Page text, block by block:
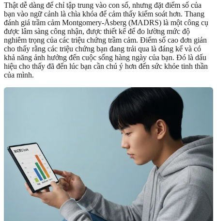
Thật dễ dàng để chỉ tập trung vào con số, nhưng đặt điểm số của
bạn vào ngữ cảnh là chìa khóa để cảm thấy kiểm soát hơn. Thang
đánh giá trầm cảm Montgomery-Åsberg (MADRS) là một công cụ
được lâm sàng công nhận, được thiết kế để đo lường mức độ
nghiêm trọng của các triệu chứng trầm cảm. Điểm số cao đơn giản
cho thấy rằng các triệu chứng bạn đang trải qua là đáng kể và có
khả năng ảnh hưởng đến cuộc sống hàng ngày của bạn. Đó là dấu
hiệu cho thấy đã đến lúc bạn cần chú ý hơn đến sức khỏe tinh thần
của mình.